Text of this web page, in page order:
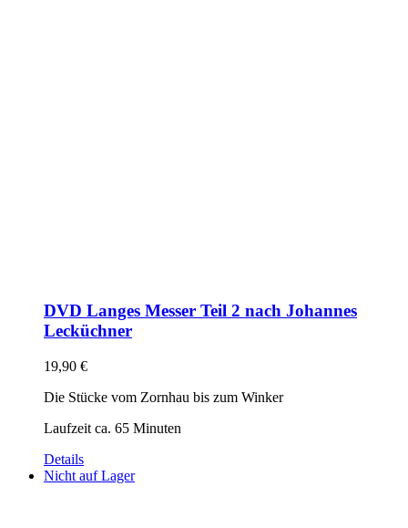
DVD Langes Messer Teil 2 nach Johannes
Lecküchner
19,90 €
Die Stücke vom Zornhau bis zum Winker
Laufzeit ca. 65 Minuten
Details
Nicht auf Lager